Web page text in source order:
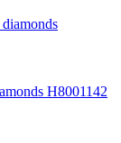
H8001142